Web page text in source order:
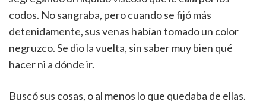
codos. No sangraba, pero cuando se fijó más
detenidamente, sus venas habían tomado un color
negruzco. Se dio la vuelta, sin saber muy bien qué
hacer ni a dónde ir.
Buscó sus cosas, o al menos lo que quedaba de ellas.